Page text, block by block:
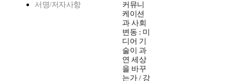
서명/저자사항
커뮤니
케이션
과 사회
변동 : 미
디어 기
술이 과
연 세상
을 바꾸
는가 / 강